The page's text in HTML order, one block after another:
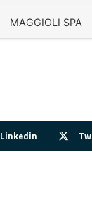
MAGGIOLI SPA
Linkedin